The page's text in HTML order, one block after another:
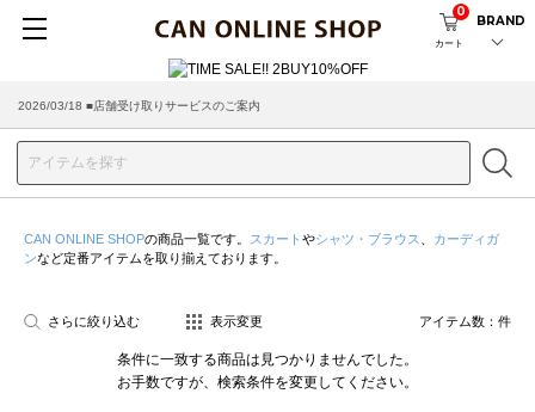
カート
0
BRAND
2026/03/18 ■店舗受け取りサービスのご案内
CAN ONLINE SHOPの商品一覧です。 スカート やシャツ・ブラウス
カーディガ
ンなど定番アイテムを取り揃えております。
さらに絞り込む 表示変更 アイテム数： 件
条件に一致する商品は見つかりませんでした。
お手数ですが、検索条件を変更してください。